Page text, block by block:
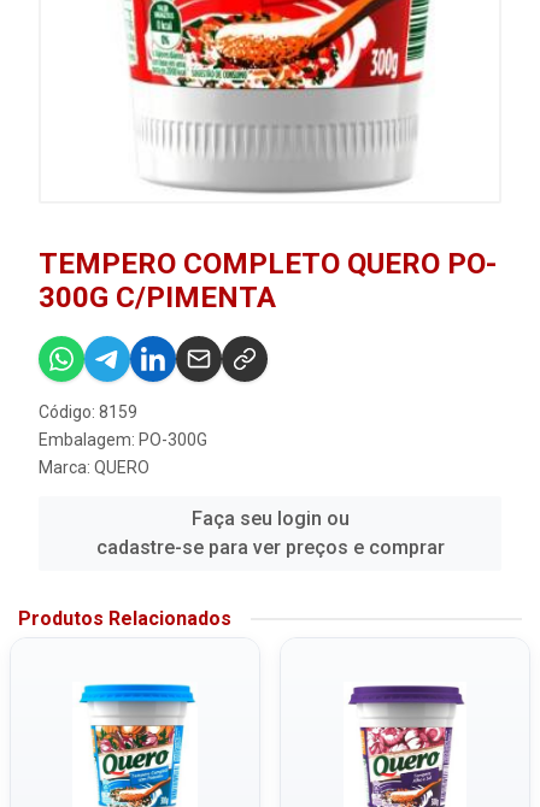
TEMPERO COMPLETO QUERO PO-
300G C/PIMENTA
Código: 8159
Embalagem: PO-300G
Marca: QUERO
Faça seu login ou
cadastre-se para ver preços e comprar
Produtos Relacionados